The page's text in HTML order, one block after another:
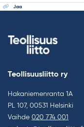
Jaa
Teollisuusliitto ry
Hakaniemenranta 1A
PL 107, 00531 Helsinki
Vaihde 020 774 001